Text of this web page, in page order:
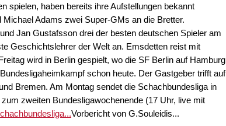
spielen, haben bereits ihre Aufstellungen bekannt
Adams zwei Super-GMs an die Bretter.
Jan Gustafsson drei der besten deutschen Spieler am
Geschichtslehrer der Welt an. Emsdetten reist mit
wird in Berlin gespielt, wo die SF Berlin auf Hamburg
schon heute. Der Gastgeber trifft auf
Bremen. Am Montag sendet die Schachbundesliga in
zweiten Bundesligawochenende (17 Uhr, live mit
Vorbericht von G.Souleidis...